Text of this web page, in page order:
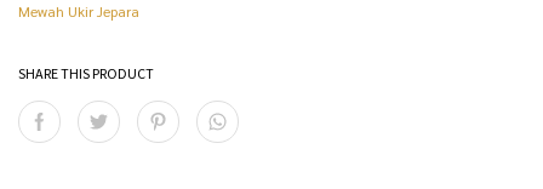
3
Mewah Ukir Jepara
SHARE THIS PRODUCT